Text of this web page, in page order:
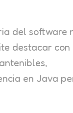
del software
destacar con
en Java